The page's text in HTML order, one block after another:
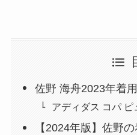
佐野 海舟2023年着
アディダス コパ ピ
【2024年版】佐野